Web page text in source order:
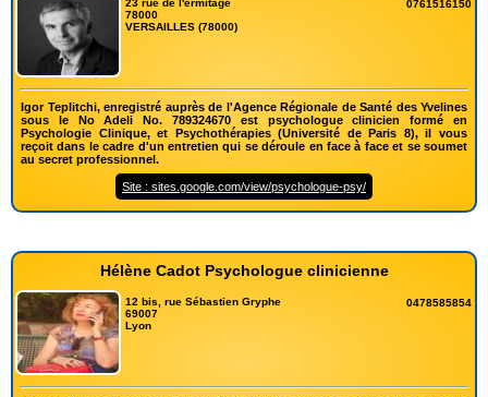
23 rue de l'ermitage
78000
VERSAILLES (78000)
0761516150
Igor Teplitchi, enregistré auprès de l'Agence Régionale de Santé des Yvelines
sous le No Adeli No. 789324670 est psychologue clinicien formé en
Psychologie Clinique, et Psychothérapies (Université de Paris 8), il vous
reçoit dans le cadre d'un entretien qui se déroule en face à face et se soumet
au secret professionnel.
Site : sites.google.com/view/psychologue-psy/
Hélène Cadot Psychologue clinicienne
12 bis, rue Sébastien Gryphe
69007
Lyon
0478585854